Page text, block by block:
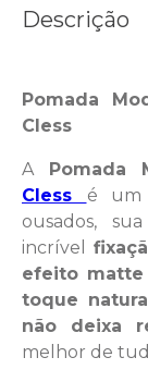
Descrição
Pomada
Cless
A Pomada
Cless é um
ousados,
incrível
efeito matte
toque
não deixa
melhor de